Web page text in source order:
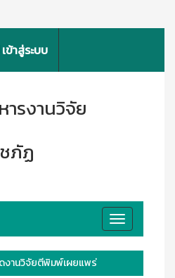
ข้าสู่ระบบ
ารงานวิจัย
ภัฏ
Toggle
navigation
งานวิจัยตีพิมพ์เผยแพร่